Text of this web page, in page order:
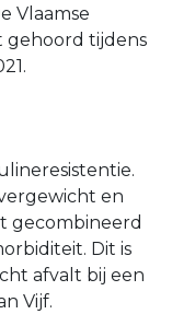
Vlaamse
gehoord tijdens
en
gecombineerd
Dit is
afvalt bij een
Vijf.